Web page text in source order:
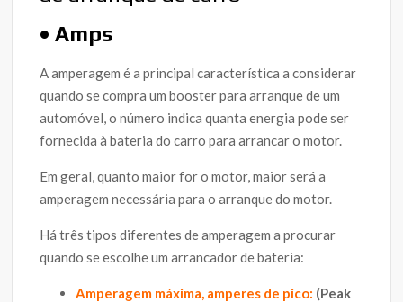
• Amps
A amperagem é a principal característica a considerar
quando se compra um booster para arranque de um
automóvel, o número indica quanta energia pode ser
fornecida à bateria do carro para arrancar o motor.
Em geral, quanto maior for o motor, maior será a
amperagem necessária para o arranque do motor.
Há três tipos diferentes de amperagem a procurar
quando se escolhe um arrancador de bateria:
Amperagem máxima, amperes de pico: (Peak